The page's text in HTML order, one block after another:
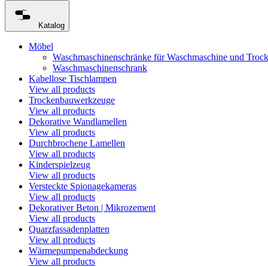
Katalog
Möbel
Waschmaschinenschränke für Waschmaschine und
Waschmaschinenschrank
Kabellose Tischlampen
View all products
Trockenbauwerkzeuge
View all products
Dekorative Wandlamellen
View all products
Durchbrochene Lamellen
View all products
Kinderspielzeug
View all products
Versteckte Spionagekameras
View all products
Dekorativer Beton | Mikrozement
View all products
Quarzfassadenplatten
View all products
Wärmepumpenabdeckung
View all products